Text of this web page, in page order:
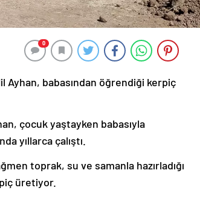
0
Ayhan, babasından öğrendiği kerpiç
çocuk yaştayken babasıyla
yıllarca çalıştı.
toprak, su ve samanla hazırladığı
üretiyor.